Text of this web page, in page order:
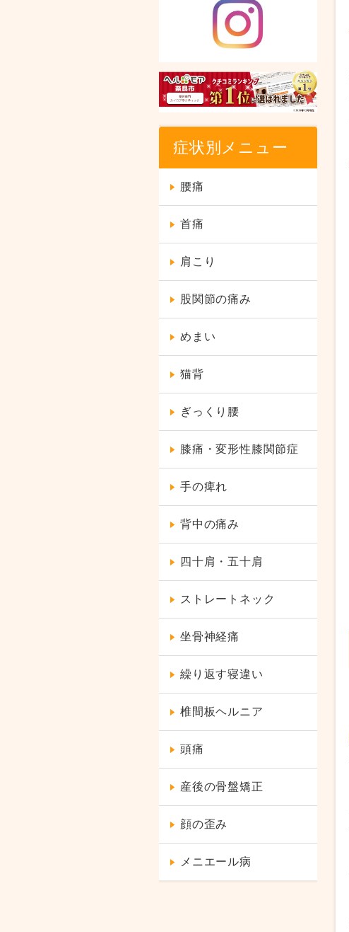
症状別メニュー
腰痛
首痛
肩こり
股関節の痛み
めまい
猫背
ぎっくり腰
膝痛・変形性膝関節症
手の痺れ
背中の痛み
四十肩・五十肩
ストレートネック
坐骨神経痛
繰り返す寝違い
椎間板ヘルニア
頭痛
産後の骨盤矯正
顔の歪み
メニエール病